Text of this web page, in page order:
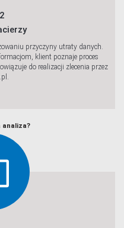
przyczyny utraty danych.
klient poznaje proces
do realizacji zlecenia przez
analiza?